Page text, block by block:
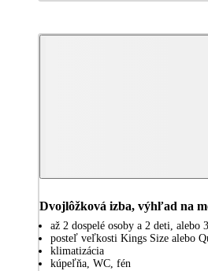
Dvojlôžková izba, výhľad na
až 2 dospelé osoby a 2 deti, alebo
posteľ veľkosti Kings Size alebo
klimatizácia
kúpeľňa, WC, fén